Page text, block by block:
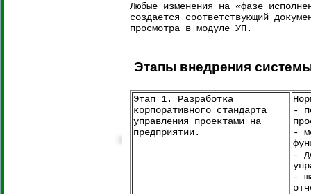
Любые изменения на «фазе
создается соответствующий
просмотра в модуле УП.
Этапы внедрения
Этап 1. Разработка
корпоративного стандарта
управления проектами на
предприятии.
-
-
-
-